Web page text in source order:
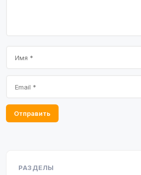
Отправить
РАЗДЕЛЫ